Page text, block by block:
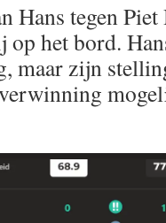
Hans tegen
op het bord.
maar zijn